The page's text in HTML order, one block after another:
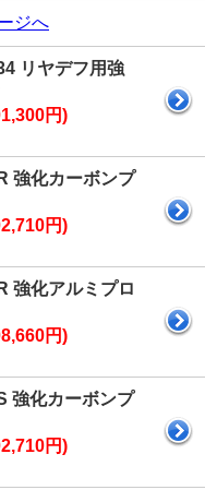
ジへ
リヤデフ用強
円)
強化カーボンプ
円)
強化アルミプロ
円)
強化カーボンプ
円)